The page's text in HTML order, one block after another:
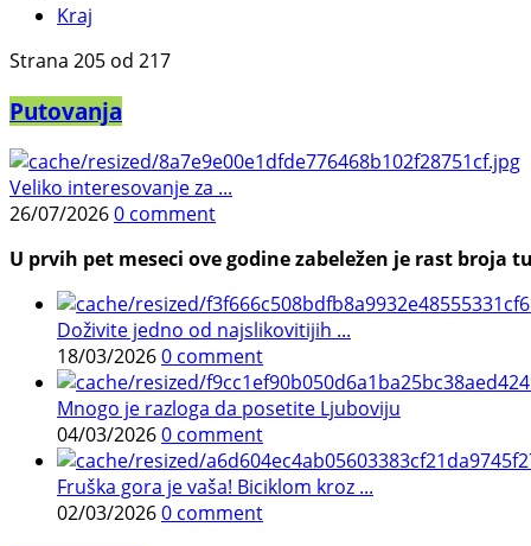
Kraj
Strana 205 od 217
Putovanja
Veliko interesovanje za ...
26/07/20260 comment
U prvih pet meseci ove godine zabeležen je rast
Doživite jedno od najslikovitijih ...
18/03/20260 comment
Mnogo je razloga da posetite Ljuboviju
04/03/20260 comment
Fruška gora je vaša! Biciklom kroz ...
02/03/20260 comment